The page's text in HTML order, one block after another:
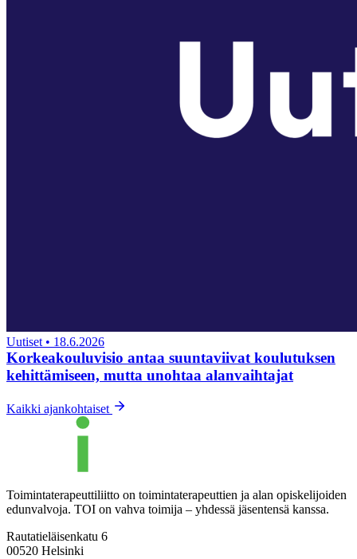
Uutiset • 18.6.2026
Korkeakouluvisio antaa suuntaviivat koulutuksen
kehittämiseen, mutta unohtaa alanvaihtajat
Kaikki ajankohtaiset
Toimintaterapeuttiliitto on toimintaterapeuttien ja alan opiskelijoiden
edunvalvoja. TOI on vahva toimija – yhdessä jäsentensä kanssa.
Rautatieläisenkatu 6
00520 Helsinki